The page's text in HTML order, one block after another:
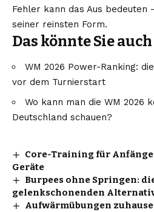
Fehler kann das Aus
seiner reinsten Form.
Das könnte Sie
WM 2026 Power-Ranking:
vor dem Turnierstart
Wo kann man die WM 2026
Deutschland schauen?
Core-Training für
Geräte
Burpees ohne Springen:
gelenkschonenden
Aufwärmübungen